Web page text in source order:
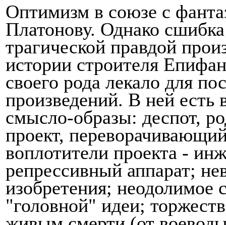
Оптимизм в союзе с
Платонову. Однако
трагической правдой
истории строителя
своего рода лекало для
произведений. В ней есть
смысло-образы: деспот,
проект,
воплотители проекта -
репрессивный аппарат;
изобретения; неодолимое
"голов­ной" идеи;